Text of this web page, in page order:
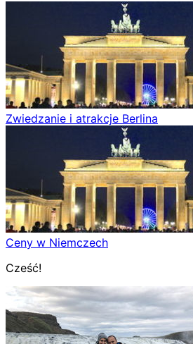
Zwiedzanie i atrakcje Berlina
Ceny w Niemczech
Cześć!